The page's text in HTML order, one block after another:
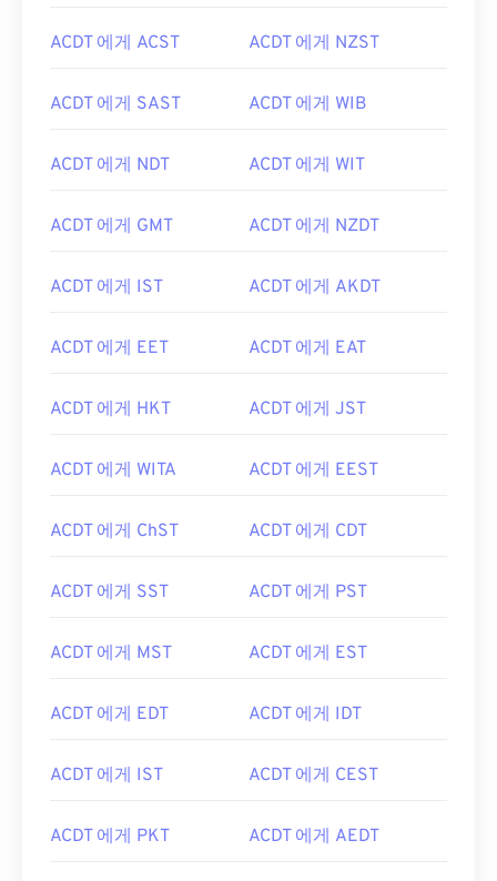
ACDT 에게 ACST ACDT 에게 NZST
ACDT 에게 SAST ACDT 에게 WIB
ACDT 에게 NDT ACDT 에게 WIT
ACDT 에게 GMT ACDT 에게 NZDT
ACDT 에게 IST ACDT 에게 AKDT
ACDT 에게 EET ACDT 에게 EAT
ACDT 에게 HKT ACDT 에게 JST
ACDT 에게 WITA ACDT 에게 EEST
ACDT 에게 ChST ACDT 에게 CDT
ACDT 에게 SST ACDT 에게 PST
ACDT 에게 MST ACDT 에게 EST
ACDT 에게 EDT ACDT 에게 IDT
ACDT 에게 IST ACDT 에게 CEST
ACDT 에게 PKT ACDT 에게 AEDT